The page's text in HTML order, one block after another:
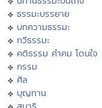
ธรรมะบรรยาย
บทความธรรมะ
กวีธรรมะ
คติธรรม คำคม โดนใจ
กรรม
ศีล
บุญทาน